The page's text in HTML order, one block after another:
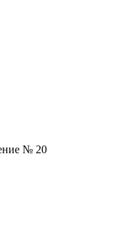
№ 20